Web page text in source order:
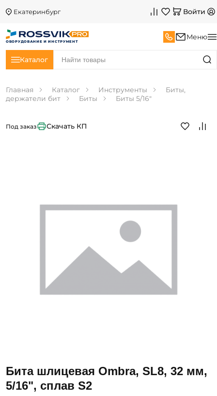
Екатеринбург Войти
ОБОРУДОВАНИЕ И ИНСТРУМЕНТ
Меню
Каталог
Главная Каталог Инструменты
Биты,
держатели бит
Биты Биты 5/16"
Бита шлицевая Ombra, SL8, 32 мм,
5/16", сплав S2
Под заказ Скачать КП